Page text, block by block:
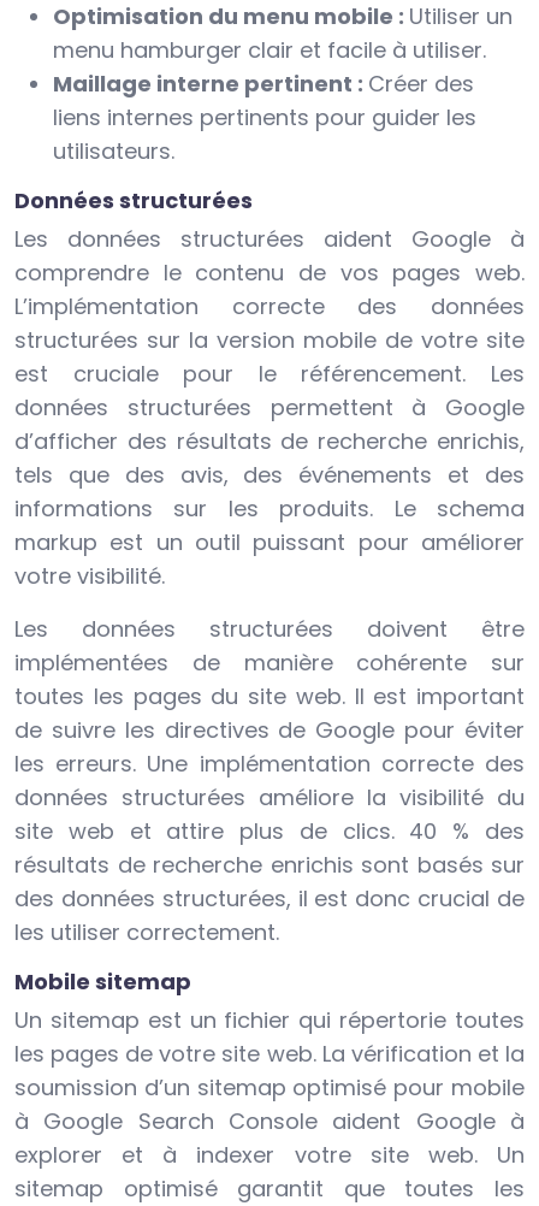
Optimisation du menu mobile : Utiliser un
menu hamburger clair et facile à utiliser.
Maillage interne pertinent : Créer des
liens internes pertinents pour guider les
utilisateurs.
Données structurées
Les données structurées aident Google à
comprendre le contenu de vos pages web.
L’implémentation correcte des données
structurées sur la version mobile de votre site
est cruciale pour le référencement. Les
données structurées permettent à Google
d’afficher des résultats de recherche enrichis,
tels que des avis, des événements et des
informations sur les produits. Le schema
markup est un outil puissant pour améliorer
votre visibilité.
Les données structurées doivent être
implémentées de manière cohérente sur
toutes les pages du site web. Il est important
de suivre les directives de Google pour éviter
les erreurs. Une implémentation correcte des
données structurées améliore la visibilité du
site web et attire plus de clics. 40 % des
résultats de recherche enrichis sont basés sur
des données structurées, il est donc crucial de
les utiliser correctement.
Mobile sitemap
Un sitemap est un fichier qui répertorie toutes
les pages de votre site web. La vérification et la
soumission d’un sitemap optimisé pour mobile
à Google Search Console aident Google à
explorer et à indexer votre site web. Un
sitemap optimisé garantit que toutes les